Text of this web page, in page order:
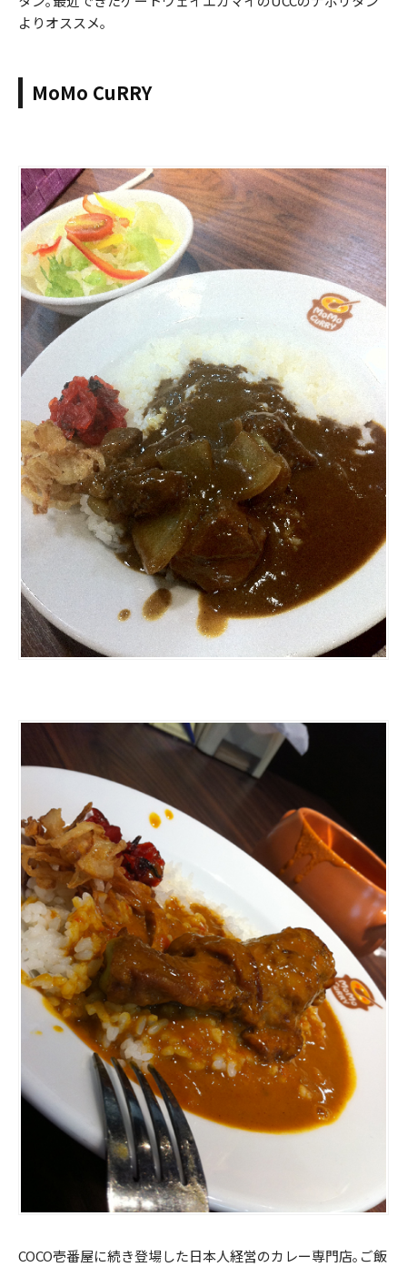
よりオススメ｡
MoMo CuRRY
COCO壱番屋に続き登場した日本人経営のカレー専門店｡ご飯